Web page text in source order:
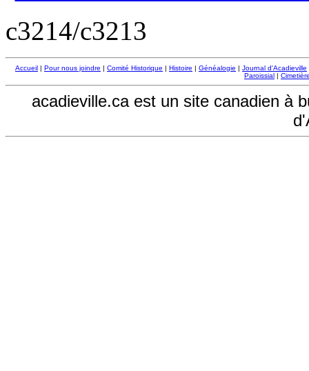
c3214/c3213
Accueil | Pour nous joindre | Comité Historique | Histoire | Généalogie | Journal d'Acadieville
Paroissial |
acadieville.ca est un site canadien à